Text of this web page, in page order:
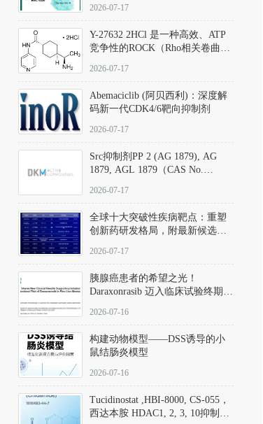
向KRAS/NRAS/HRAS的广谱RAS
2026-07-17
Y-27632 2HCl 是一种高效、ATP
竞争性的ROCK（Rho相关卷曲螺
同等抑制ROCK1与ROCK2；其通
过精准嵌入激酶的ATP结合位点
发挥抑制作用，对ROCK1和
ROCK2的解离常数（Ki）分别为
140 nM和300 nM；在众多丝氨酸/
中，其靶向ROCK的选择性超过
200倍，凸显出优异的分子特异
2026-07-17
Abemaciclib (阿贝西利)：深度解
码新一代CDK4/6靶向抑制剂
2026-07-17
Src抑制剂PP 2 (AG 1879), AG
1879, AGL 1879（CAS No.
应用指南
2026-07-17
全球十大突破性疾病靶点：重塑
创新药研发格局，附最新候选分
2026-07-17
胰腺癌患者的希望之光！
Daraxonrasib 迈入临床试验终期阶
2026-07-16
构建动物模型——DSS诱导的小
鼠结肠炎模型
2026-07-16
Tucidinostat ,HBI-8000, CS-055，
西达本胺 HDAC1, 2, 3, 10抑制剂